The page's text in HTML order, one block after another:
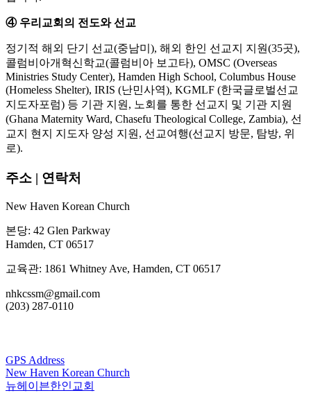
④ 우리교회의 전도와 선교
정기적 해외 단기 선교(중남미), 해외 한인 선교지 지원(35곳),
콜럼비아개혁신학교(콜럼비아 보고타), OMSC (Overseas
Ministries Study Center), Hamden High School, Columbus House
(Homeless Shelter), IRIS (난민사역), KGMLF (한국글로벌선교
지도자포럼) 등 기관 지원, 노회를 통한 선교지 및 기관 지원
(Ghana Maternity Ward, Chasefu Theological College, Zambia), 선
교지 현지 지도자 양성 지원, 선교여행(선교지 방문, 탐방, 위
로).
주소 | 연락처
New Haven Korean Church
본당: 42 Glen Parkway
Hamden, CT 06517
교육관: 1861 Whitney Ave, Hamden, CT 06517
nhkcssm@gmail.com
(203) 287-0110
GPS Address
New Haven Korean Church
뉴헤이븐한인교회